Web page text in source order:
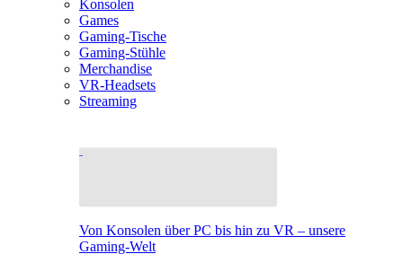
Konsolen
Games
Gaming-Tische
Gaming-Stühle
Merchandise
VR-Headsets
Streaming
Von Konsolen über PC bis hin zu VR – unsere
Gaming-Welt